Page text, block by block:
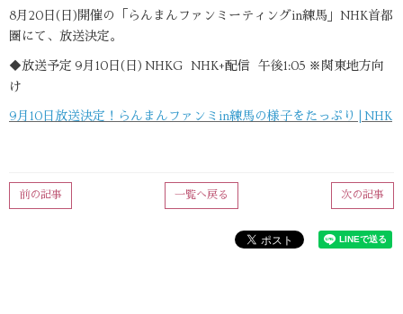
8月20日(日)開催の「らんまんファンミーティングin練馬」NHK首都
圏にて、放送決定。
◆放送予定 9月10日(日) NHKG NHK+配信 午後1:05 ※関東地方向
け
9月10日放送決定！らんまんファンミin練馬の様子をたっぷり | NHK
次の記事
一覧へ戻る
前の記事